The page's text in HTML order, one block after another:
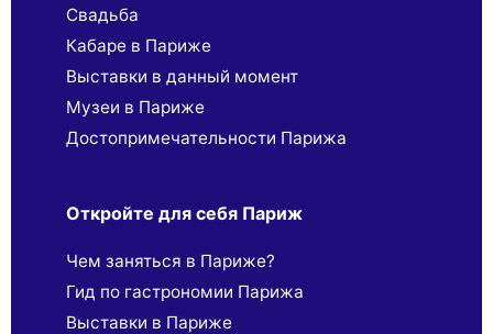
Свадьба
Кабаре в Париже
Выставки в данный момент
Музеи в Париже
Достопримечательности Парижа
Откройте для себя Париж
Чем заняться в Париже?
Гид по гастрономии Парижа
Выставки в Париже